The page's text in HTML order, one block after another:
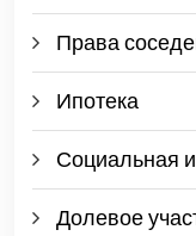
Права
Ипотека
Социальная
Долевое